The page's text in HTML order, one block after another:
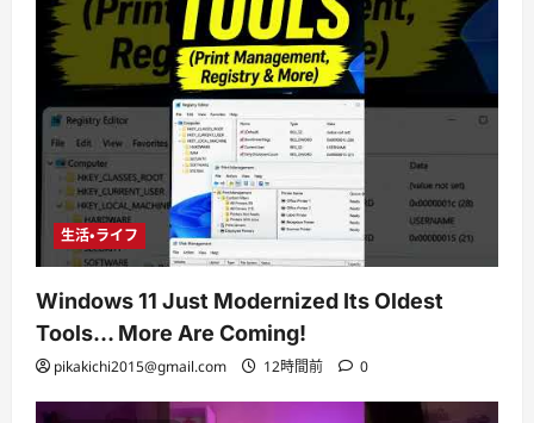
生活・ライフ
Windows 11 Just Modernized Its Oldest
Tools… More Are Coming!
pikakichi2015@gmail.com 12時間前 0